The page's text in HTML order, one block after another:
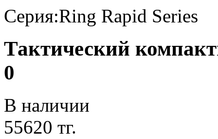
Серия:Ring Rapid Series
Тактический
0
В наличии
55620 тг.